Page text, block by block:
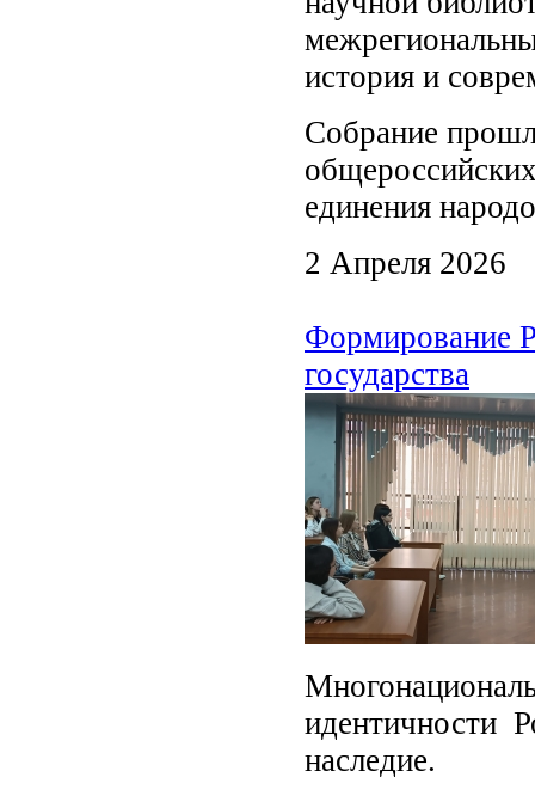
история и
Собрание
единения
2 Апреля 2026
Формирование
государства
идентичности
наследие.